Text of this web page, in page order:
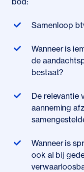
Samenloop
Wanneer is
de
bestaat?
De relevantie
aanneming
Wanneer is
ook al bij